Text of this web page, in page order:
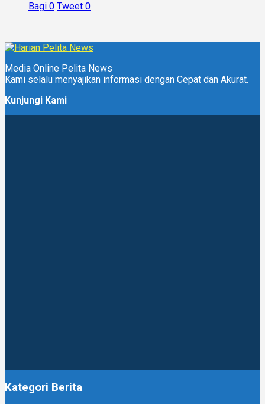
Bagi 0 Tweet 0
Media Online Pelita News
Kami selalu menyajikan informasi dengan Cepat dan Akurat.
Kunjungi Kami
Kategori Berita